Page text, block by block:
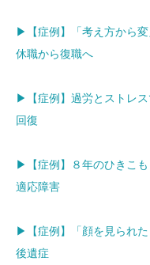
▶【症例】「考え方から
休職から復職へ
▶【症例】過労とストレ
回復
▶【症例】８年のひきこ
適応障害
▶【症例】「顔を見られ
後遺症